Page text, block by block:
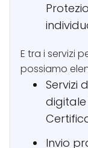
E tra i servizi
possiamo
Servizi
digitale
Invio